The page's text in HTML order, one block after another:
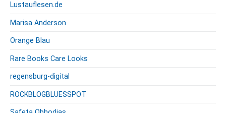
Lustauflesen.de
Marisa Anderson
Orange Blau
Rare Books Care Looks
regensburg-digital
ROCKBLOGBLUESSPOT